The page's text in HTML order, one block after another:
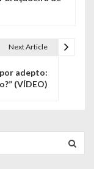
Next Article
adepto:
(VÍDEO)